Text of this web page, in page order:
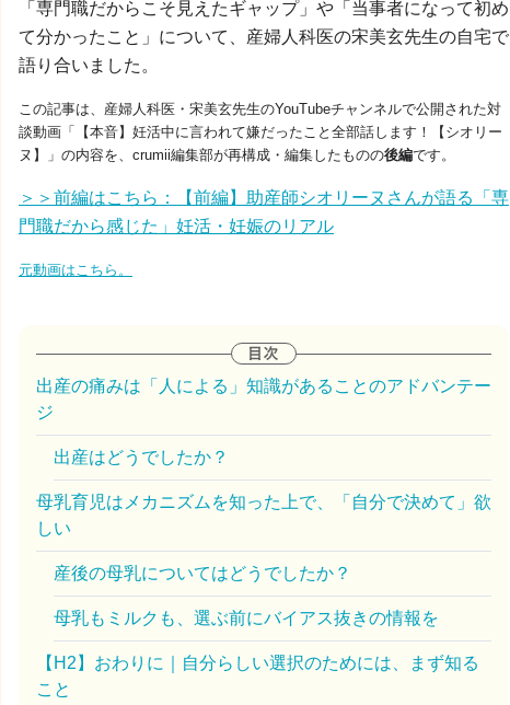
「専門職だからこそ見えたギャップ」や「当事者になって初め
て分かったこと」について、産婦人科医の宋美玄先生の自宅で
語り合いました。
この記事は、 産婦人科医・宋美玄先生のYouTubeチャンネルで公開された対
談動画「【本音】妊活中に言われて嫌だったこと全部話します！【シオリー
ヌ】」の内容を、crumii編集部が再構成・編集したものの後編です。
＞＞前編はこちら：【前編】助産師シオリーヌさんが語る「専
門職だから感じた」妊活・妊娠のリアル
元動画はこちら。
出産の痛みは「人による」知識があることのアドバンテー
ジ
出産はどうでしたか？
母乳育児はメカニズムを知った上で、「自分で決めて」欲
しい
産後の母乳についてはどうでしたか？
母乳もミルクも、選ぶ前にバイアス抜きの情報を
【H2】おわりに｜自分らしい選択のためには、まず知る
こと